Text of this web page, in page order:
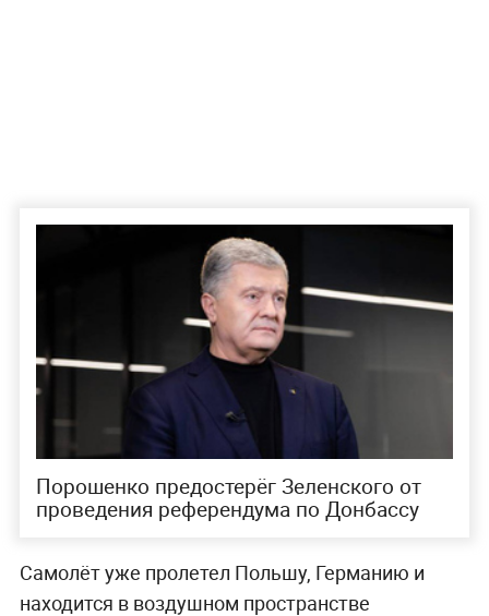
Порошенко предостерёг Зеленского от
проведения референдума по Донбассу
Самолёт уже пролетел Польшу, Германию и
находится в воздушном пространстве